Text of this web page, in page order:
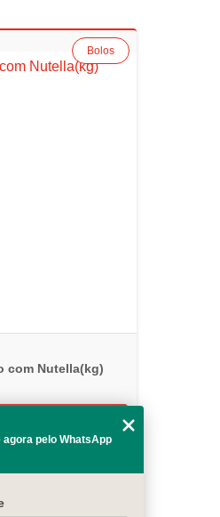
com Nutella(kg)
Bolos
agora pelo WhatsApp